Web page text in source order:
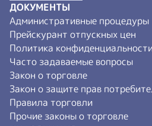
ДОКУМЕНТЫ
Административные процедуры
Прейскурант отпускных цен
Политика
Часто задаваемые вопросы
Закон о торговле
Закон о защите прав
Правила торговли
Прочие законы о торговле